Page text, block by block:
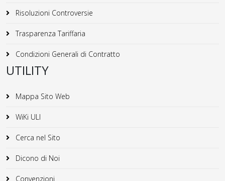
Risoluzioni Controversie
Trasparenza Tariffaria
Condizioni Generali di Contratto
UTILITY
Mappa Sito Web
WiKi ULI
Cerca nel Sito
Dicono di Noi
Convenzioni